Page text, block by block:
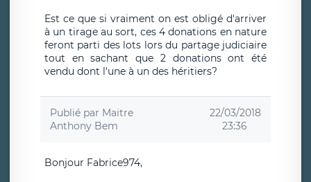
Est ce que si vraiment on est obligé d'arriver
à un tirage au sort, ces 4 donations en nature
feront parti des lots lors du partage judiciaire
tout en sachant que 2 donations ont été
vendu dont l'une à un des héritiers?
Publié par Maitre
Anthony Bem
22/03/2018
23:36
Bonjour Fabrice974,